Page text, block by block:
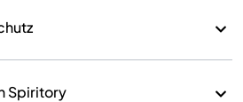
Spiritory